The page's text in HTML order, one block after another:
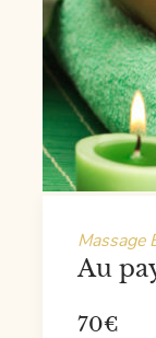
Massage
Au
70€